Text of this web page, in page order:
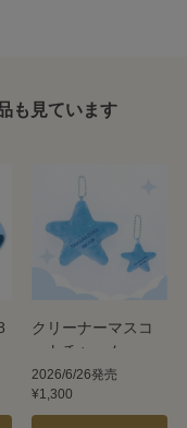
も見ています
クリーナーマスコ
ットチャーム
【Star】
2026/6/26発売
¥1,300